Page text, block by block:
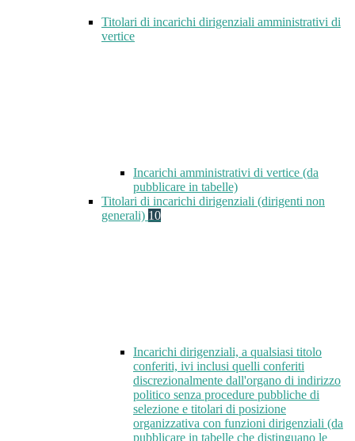
Titolari di incarichi dirigenziali amministrativi di
vertice
Incarichi amministrativi di vertice (da
pubblicare in tabelle)
Titolari di incarichi dirigenziali (dirigenti non
generali) 10
Incarichi dirigenziali, a qualsiasi titolo
conferiti, ivi inclusi quelli conferiti
discrezionalmente dall'organo di indirizzo
politico senza procedure pubbliche di
selezione e titolari di posizione
organizzativa con funzioni dirigenziali (da
pubblicare in tabelle che distinguano le